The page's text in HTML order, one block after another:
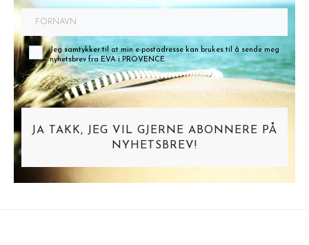
Jeg samtykker til at min e-postadresse kan brukes til å sende meg
nyhetsbrev fra EVA i PROVENCE
JA TAKK, JEG VIL GJERNE ABONNERE PÅ
NYHETSBREV!